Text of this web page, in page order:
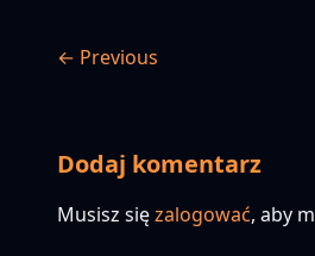
← Previous
Dodaj komentarz
Musisz sięzalogować, aby